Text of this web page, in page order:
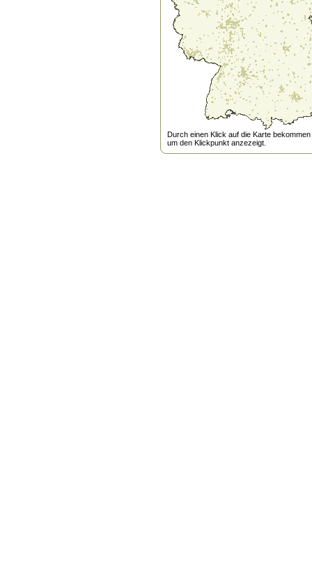
Durch einen Klick auf die Karte
um den Klickpunkt anzezeigt.